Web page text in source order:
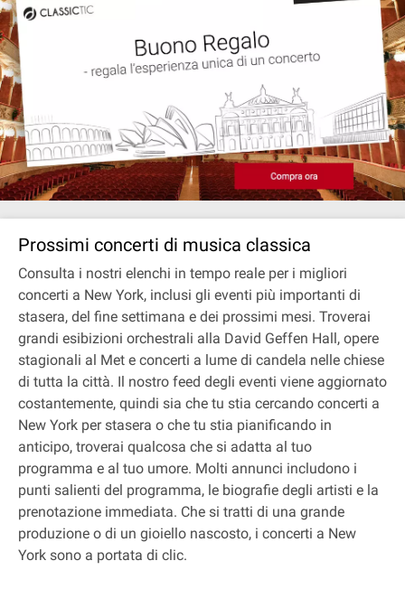
Prossimi concerti di musica classica
Consulta i nostri elenchi in tempo reale per i migliori
concerti a New York, inclusi gli eventi più importanti di
stasera, del fine settimana e dei prossimi mesi. Troverai
grandi esibizioni orchestrali alla David Geffen Hall, opere
stagionali al Met e concerti a lume di candela nelle chiese
di tutta la città. Il nostro feed degli eventi viene aggiornato
costantemente, quindi sia che tu stia cercando concerti a
New York per stasera o che tu stia pianificando in
anticipo, troverai qualcosa che si adatta al tuo
programma e al tuo umore. Molti annunci includono i
punti salienti del programma, le biografie degli artisti e la
prenotazione immediata. Che si tratti di una grande
produzione o di un gioiello nascosto, i concerti a New
York sono a portata di clic.